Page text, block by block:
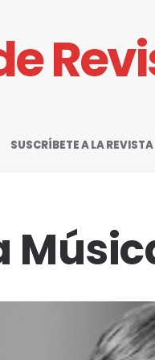
SUSCRÍBETE A LA REVISTA